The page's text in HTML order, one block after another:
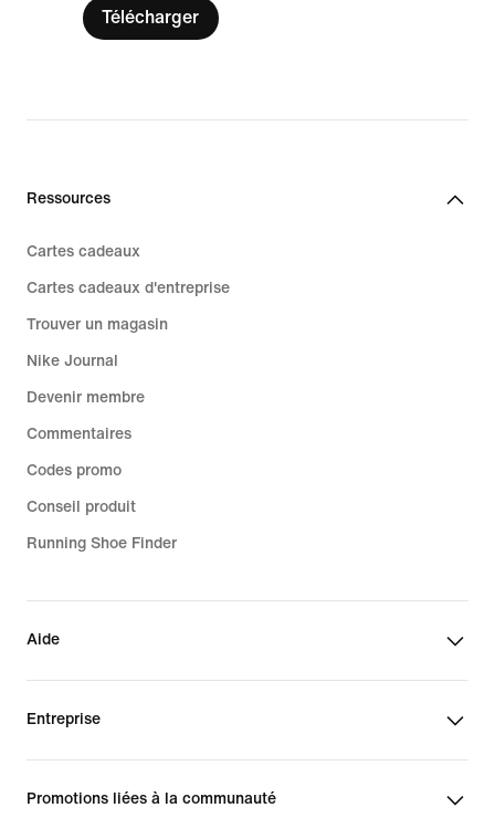
Télécharger
Ressources
Cartes cadeaux
Cartes cadeaux d'entreprise
Trouver un magasin
Nike Journal
Devenir membre
Commentaires
Codes promo
Conseil produit
Running Shoe Finder
Aide
Entreprise
Promotions liées à la communauté